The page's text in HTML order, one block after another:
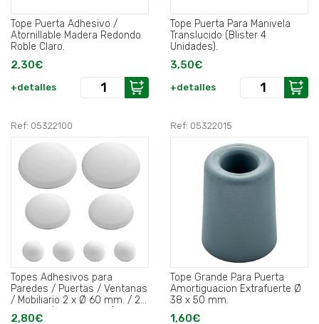
Tope Puerta Adhesivo /
Atornillable Madera Redondo
Roble Claro.
2,30€
+detalles
Tope Puerta Para Manivela
Translucido (Blister 4
Unidades).
3,50€
+detalles
Ref: 05322100
Topes Adhesivos para
Paredes / Puertas / Ventanas
/ Mobiliario 2 x Ø 60 mm. / 2 x
40 mm. / 4 x 22 mm. (Blister
2,80€
Ref: 05322015
Tope Grande Para Puerta
Amortiguacion Extrafuerte Ø
38 x 50 mm.
1,60€